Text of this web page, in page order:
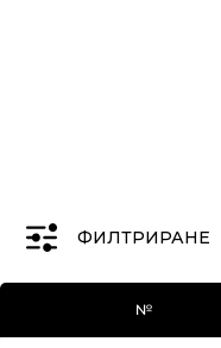
ФИЛТРИРАНЕ
№